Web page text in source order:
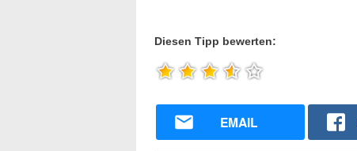
Diesen Tipp bewerten:
EMAIL